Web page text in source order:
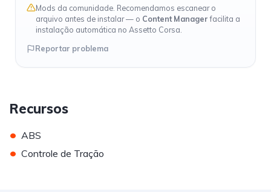
Mods da comunidade. Recomendamos escanear o
arquivo antes de instalar — o Content Managerfacilita a
instalação automática no Assetto Corsa.
Reportar problema
Recursos
• ABS
• Controle de Tração